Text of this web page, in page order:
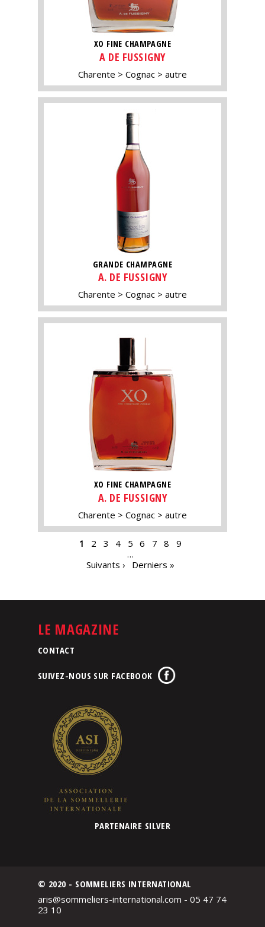
XO FINE CHAMPAGNE
A DE FUSSIGNY
Charente Cognac autre
GRANDE CHAMPAGNE
A. DE FUSSIGNY
Charente Cognac autre
XO FINE CHAMPAGNE
A. DE FUSSIGNY
Charente Cognac autre
1 2 3 4 5 6 7 8
9
…
Suivants ›
Derniers »
LE MAGAZINE
CONTACT
SUIVEZ-NOUS SUR FACEBOOK
PARTENAIRE SILVER
© 2020 - SOMMELIERS INTERNATIONAL
aris@sommeliers-international.com - 05 47 74
23 10